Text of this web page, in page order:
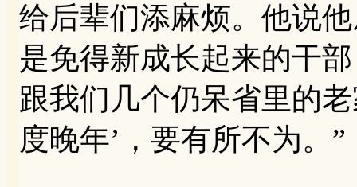
给后辈们添麻烦。他说
是免得新成长起来的干
跟我们几个仍呆省里的
度晚年’，要有所不为。”